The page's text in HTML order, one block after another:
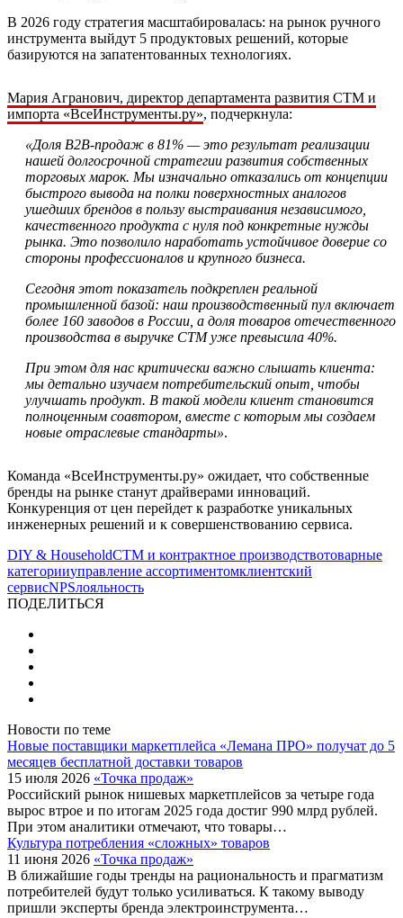
В 2026 году стратегия масштабировалась: на рынок ручного
инструмента выйдут 5 продуктовых решений, которые
базируются на запатентованных технологиях.
Мария Агранович, директор департамента развития СТМ и
импорта «ВсеИнструменты.ру», подчеркнула:
«Доля B2B-продаж в 81% — это результат реализации
нашей долгосрочной стратегии развития собственных
торговых марок. Мы изначально отказались от концепции
быстрого вывода на полки поверхностных аналогов
ушедших брендов в пользу выстраивания независимого,
качественного продукта с нуля под конкретные нужды
рынка. Это позволило наработать устойчивое доверие со
стороны профессионалов и крупного бизнеса.
Сегодня этот показатель подкреплен реальной
промышленной базой: наш производственный пул включает
более 160 заводов в России, а доля товаров отечественного
производства в выручке СТМ уже превысила 40%.
При этом для нас критически важно слышать клиента:
мы детально изучаем потребительский опыт, чтобы
улучшать продукт. В такой модели клиент становится
полноценным соавтором, вместе с которым мы создаем
новые отраслевые стандарты».
Команда «ВсеИнструменты.ру» ожидает, что собственные
бренды на рынке станут драйверами инноваций.
Конкуренция от цен перейдет к разработке уникальных
инженерных решений и к совершенствованию сервиса.
DIY & HouseholdСТМ и контрактное производствотоварные
категорииуправление ассортиментомклиентский
сервисNPSлояльность
ПОДЕЛИТЬСЯ
Новости по теме
Новые поставщики маркетплейса «Лемана ПРО» получат до 5
месяцев бесплатной доставки товаров
15 июля 2026 «Точка продаж»
Российский рынок нишевых маркетплейсов за четыре года
вырос втрое и по итогам 2025 года достиг 990 млрд рублей.
При этом аналитики отмечают, что товары…
Культура потребления «сложных» товаров
11 июня 2026 «Точка продаж»
В ближайшие годы тренды на рациональность и прагматизм
потребителей будут только усиливаться. К такому выводу
пришли эксперты бренда электроинструмента…